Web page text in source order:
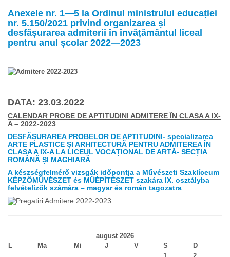
Anexele nr. 1—5 la Ordinul ministrului educației
nr. 5.150/2021 privind organizarea și
desfășurarea admiterii în învățământul liceal
pentru anul școlar 2022—2023
DATA: 23.03.2022
CALENDAR PROBE DE APTITUDINI ADMITERE ÎN CLASA A IX-
A – 2022-2023
DESFĂȘURAREA PROBELOR DE APTITUDINI- specializarea
ARTE PLASTICE ȘI ARHITECTURĂ PENTRU ADMITEREA ÎN
CLASA A IX-A LA LICEUL VOCAȚIONAL DE ARTĂ- SECȚIA
ROMÂNĂ ȘI MAGHIARĂ
A készségfelmérő vizsgák időpontja a Művészeti Szaklíceum
KÉPZŐMŰVÉSZET és MŰÉPÍTÉSZET szakára IX. osztályba
felvételizők számára – magyar és román tagozatra
august 2026
L
Ma Mi J V S
D